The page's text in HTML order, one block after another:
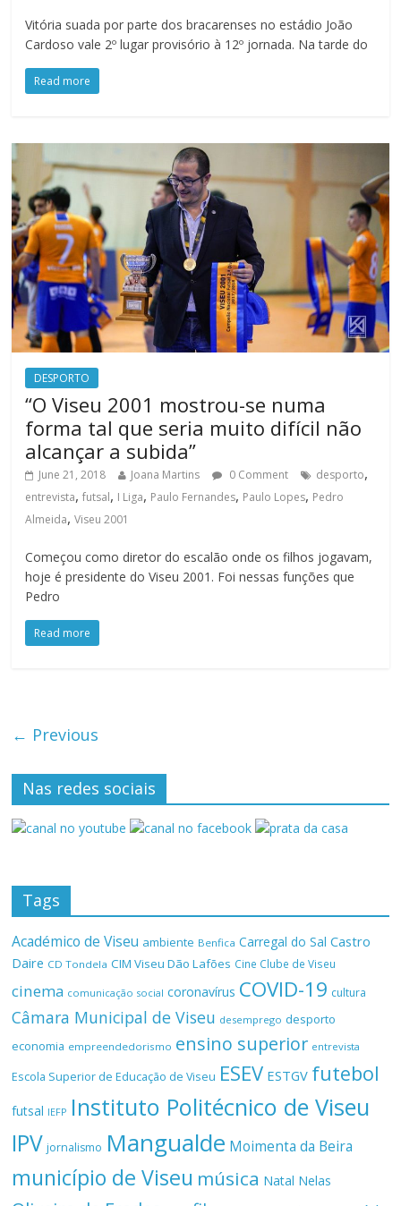
Vitória suada por parte dos bracarenses no estádio João
Cardoso vale 2º lugar provisório à 12º jornada. Na tarde do
Read more
DESPORTO
“O Viseu 2001 mostrou-se numa
forma tal que seria muito difícil não
alcançar a subida”
June 21, 2018 Joana Martins 0 Comment desporto,
entrevista,futsal, I Liga, Paulo Fernandes, Paulo Lopes, Pedro
Almeida,Viseu 2001
Começou como diretor do escalão onde os filhos jogavam,
hoje é presidente do Viseu 2001. Foi nessas funções que
Pedro
Read more
← Previous
Nas redes sociais
Tags
Académico de Viseu ambiente Benfica Carregal do Sal Castro
Daire CD Tondela CIM Viseu Dão Lafões Cine Clube de Viseu
cinema comunicação social coronavírus COVID-19 cultura
Câmara Municipal de Viseu desemprego desporto
economia empreendedorismo ensino superior entrevista
Escola Superior de Educação de Viseu ESEV ESTGV futebol
futsal IEFP Instituto Politécnico de Viseu
IPV jornalismo Mangualde Moimenta da Beira
município de Viseu música Natal Nelas